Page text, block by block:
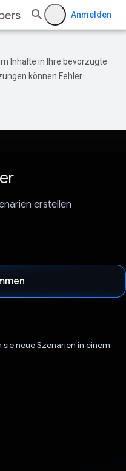
Anmelden
Inhalte in Ihre bevorzugte
können Fehler
erstellen
neue Szenarien in einem